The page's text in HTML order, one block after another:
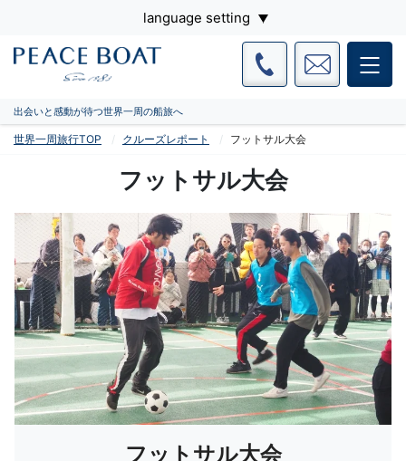
language setting
出会いと感動が待つ世界一周の船旅へ
世界一周旅行TOP クルーズレポート フットサル大会
フットサル大会
フットサル大会